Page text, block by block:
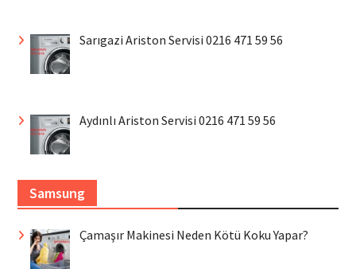
Sarıgazi Ariston Servisi 0216 471 59 56
Aydınlı Ariston Servisi 0216 471 59 56
Samsung
Çamaşır Makinesi Neden Kötü Koku Yapar?